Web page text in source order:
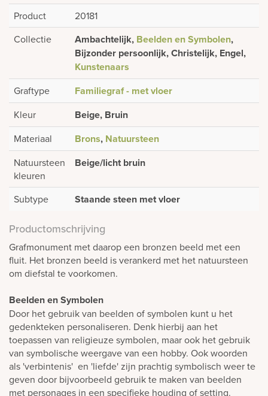
Product
20181
Collectie
Ambachtelijk, Beelden en Symbolen,
Bijzonder persoonlijk, Christelijk, Engel,
Kunstenaars
Graftype Familiegraf - met vloer
Kleur Beige, Bruin
Materiaal Brons, Natuursteen
Natuursteen
kleuren
Beige/licht bruin
Subtype Staande steen met vloer
Productomschrijving
Grafmonument met daarop een bronzen beeld met een
fluit. Het bronzen beeld is verankerd met het natuursteen
om diefstal te voorkomen.
Beelden en Symbolen
Door het gebruik van beelden of symbolen kunt u het
gedenkteken personaliseren. Denk hierbij aan het
toepassen van religieuze symbolen, maar ook het gebruik
van symbolische weergave van een hobby. Ook woorden
als 'verbintenis' en 'liefde' zijn prachtig symbolisch weer te
geven door bijvoorbeeld gebruik te maken van beelden
met personages in een specifieke houding of setting.